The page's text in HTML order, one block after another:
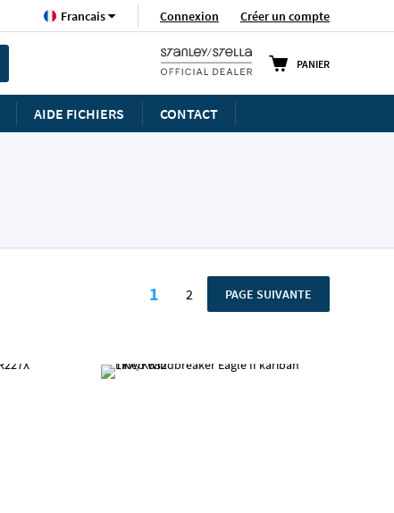
Connexion Créer un compte
Langue Francais
PANIER
AIDE FICHIERS CONTACT
Vous lisez actuellement la
1 Page
2 PAGE
PAGE SUIVANTE